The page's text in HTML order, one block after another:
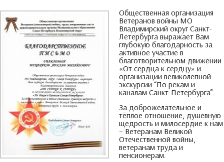
Общественная организация
Ветеранов войны МО
Владимирский округ Санкт-
Летербурга выражает Вам
глубокую благодарность за
активное участие в
благотворительном движении
«От сердца к сердцу» и
организации великолепной
экскурсии “По рекам и
каналам Санкт-Петербурга”.
За доброжелательное и
тёплое отношение, душевную
щедрость и милосердие к нам
– Ветеранам Великой
Отечественной войны,
ветеранам труда и
пенсионерам.